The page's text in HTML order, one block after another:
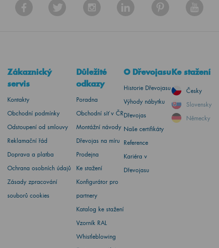
Zákaznický
servis
Kontakty
Obchodní podmínky
Odstoupení od smlouvy
Reklamační řád
Doprava a platba
Ochrana osobních údajů
Zásady zpracování
souborů cookies
Důležité
odkazy
Poradna
Obchodní síť v ČR
Montážní návody
Dřevojas na míru
Prodejna
Ke stažení
Konfigurátor pro
partnery
Katalog ke stažení
Vzorník RAL
Whistleblowing
O Dřevojasu
Historie Dřevojasu
Výhody nábytku
Dřevojas
Naše certifikáty
Reference
Kariéra v
Dřevojasu
Ke stažení
Česky
Slovensky
Německy